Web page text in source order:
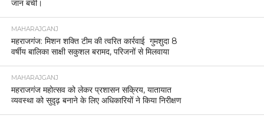
जान बची।
MAHARAJGANJ
महराजगंज: मिशन शक्ति टीम की त्वरित कार्रवाई गुमशुदा 8
वर्षीय बालिका साक्षी सकुशल बरामद, परिजनों से मिलवाया
MAHARAJGANJ
महराजगंज महोत्सव को लेकर प्रशासन सक्रिय, यातायात
व्यवस्था को सुदृढ़ बनाने के लिए अधिकारियों ने किया निरीक्षण